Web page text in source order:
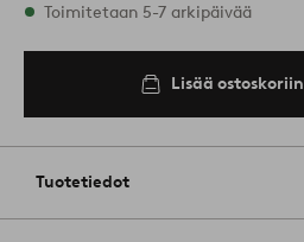
Varastossa
Toimitetaan 5-7 arkipäivää
Lisää ostoskoriin
Tuotetiedot